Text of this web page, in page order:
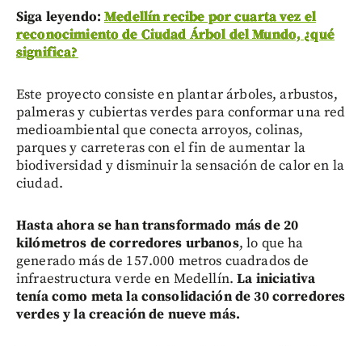
Siga leyendo:Medellín recibe por cuarta vez el
reconocimiento de Ciudad Árbol del Mundo, ¿qué
significa?
Este proyecto consiste en plantar árboles, arbustos,
palmeras y cubiertas verdes para conformar una red
medioambiental que conecta arroyos, colinas,
parques y carreteras con el fin de aumentar la
biodiversidad y disminuir la sensación de calor en la
ciudad.
Hasta ahora se han transformado más de 20
kilómetros de corredores urbanos, lo que ha
generado más de 157.000 metros cuadrados de
infraestructura verde en Medellín.La iniciativa
tenía como meta la consolidación de 30 corredores
verdes y la creación de nueve más.